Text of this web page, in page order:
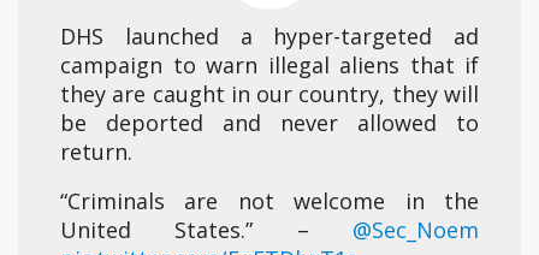
DHS launched a hyper-targeted ad
campaign to warn illegal aliens that if
they are caught in our country, they will
be deported and never allowed to
return.
“Criminals are not welcome in the
United States.” – @Sec_Noem